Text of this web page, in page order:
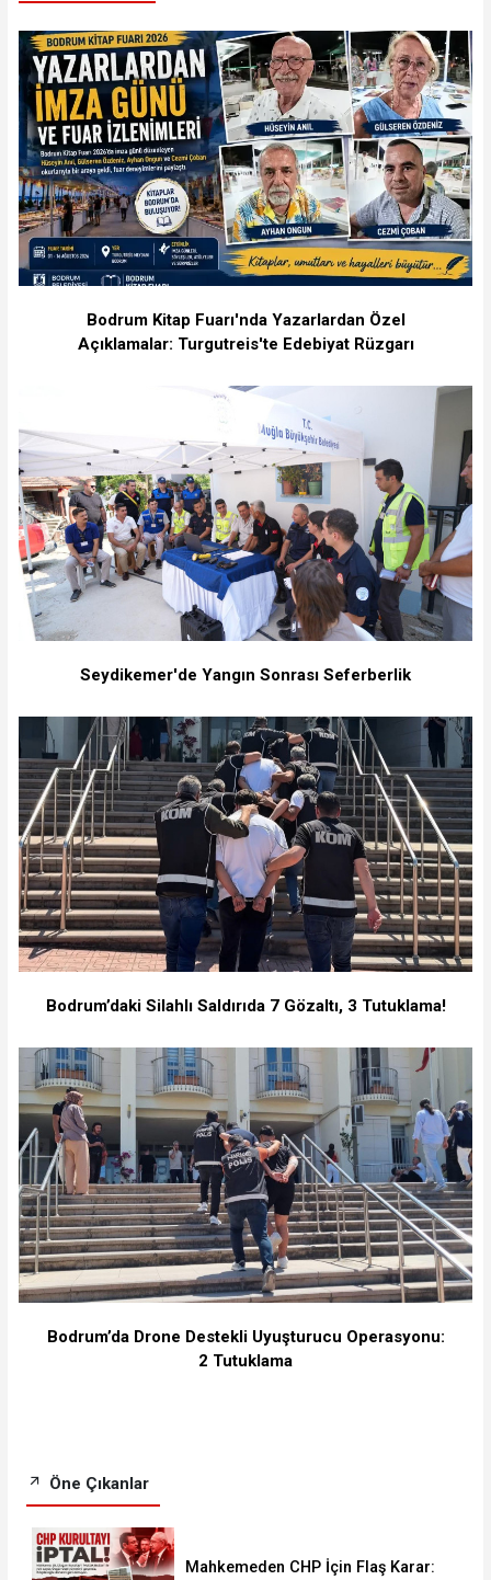
Bodrum Kitap Fuarı'nda Yazarlardan Özel
Açıklamalar: Turgutreis'te Edebiyat Rüzgarı
Seydikemer'de Yangın Sonrası Seferberlik
Bodrum’daki Silahlı Saldırıda 7 Gözaltı, 3 Tutuklama!
Bodrum’da Drone Destekli Uyuşturucu Operasyonu:
2 Tutuklama
Öne Çıkanlar
Mahkemeden CHP İçin Flaş Karar: